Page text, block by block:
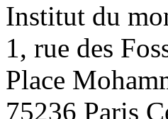
Institut du
1, rue des
Place
75236 Paris